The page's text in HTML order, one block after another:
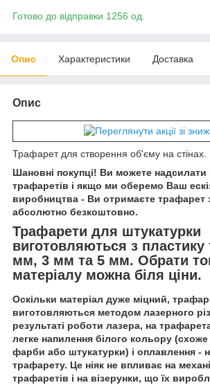
Готово до відправки 1256 од.
Опис Характеристики Доставка
Опис
Трафарет для створення об'єму на стінах.
Шановні покупці! Ви можете надсилати
трафаретів і якщо ми оберемо Ваш
виробництва - Ви отримаєте трафарет
абсолютно безкоштовно.
Трафарети для штукатурки
виготовляються з
мм, 3 мм та 5 мм. Обрати
матеріалу можна біля ціни.
Оскільки матеріал дуже міцний,
виготовляються методом лазерного
результаті роботи лазера, на
легке напилення білого кольору
фарби або штукатурки) і оплавлення -
трафарету. Це ніяк не впливає на
трафаретів і на візерунки, що їх